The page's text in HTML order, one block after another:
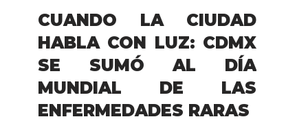
CUANDO LA CIUDAD
HABLA CON LUZ: CDMX
SE SUMÓ AL DÍA
MUNDIAL DE LAS
ENFERMEDADES RARAS